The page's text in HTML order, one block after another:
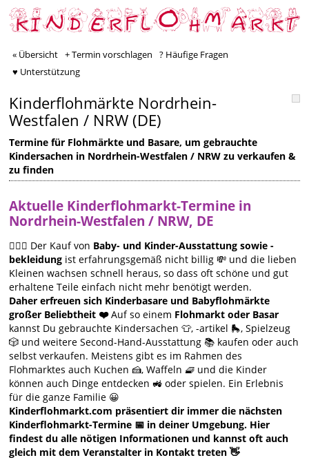
« Übersicht + Termin vorschlagen
? Häufige Fragen
♥ Unterstützung
Kinderflohmärkte Nordrhein-
Westfalen / NRW (DE)
Termine für Flohmärkte und Basare, um gebrauchte
Kindersachen in Nordrhein-Westfalen / NRW zu verkaufen &
zu finden
Aktuelle Kinderflohmarkt-Termine in
Nordrhein-Westfalen / NRW, DE
🙋🏻‍♀️ Der Kauf von Baby- und Kinder-Ausstattung sowie -
bekleidung ist erfahrungsgemäß nicht billig 💸 und die lieben
Kleinen wachsen schnell heraus, so dass oft schöne und gut
erhaltene Teile einfach nicht mehr benötigt werden.
Daher erfreuen sich Kinderbasare und Babyflohmärkte
großer Beliebtheit ❤️Auf so einem Flohmarkt oder Basar
kannst Du gebrauchte Kindersachen 👕, -artikel 🛼, Spielzeug
🎲 und weitere Second-Hand-Ausstattung 📚 kaufen oder auch
selbst verkaufen. Meistens gibt es im Rahmen des
Flohmarktes auch Kuchen 🍰, Waffeln 🧇 und die Kinder
können auch Dinge entdecken 🚜 oder spielen. Ein Erlebnis
für die ganze Familie 😀
Kinderflohmarkt.com präsentiert dir immer die nächsten
Kinderflohmarkt-Termine 📅 in deiner Umgebung. Hier
findest du alle nötigen Informationen und kannst oft auch
gleich mit dem Veranstalter in Kontakt treten 👋